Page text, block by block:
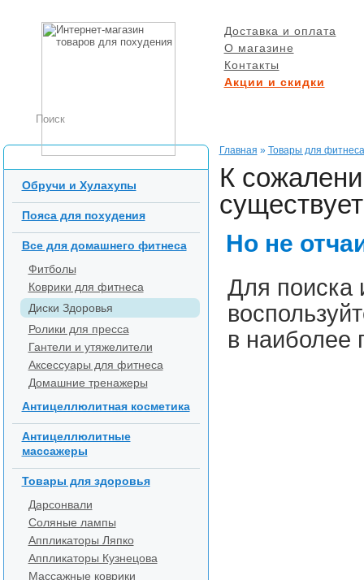
Доставка и оплата
О магазине
Контакты
Акции и скидки
Главная » Товары для фитнеса
К
Но не
Для поиска
в наиболее
Каталог товаров
Обручи и Хулахупы
Пояса для похудения
Все для домашнего фитнеса
Фитболы
Коврики для фитнеса
Диски Здоровья
Ролики для пресса
Гантели и утяжелители
Аксессуары для фитнеса
Домашние тренажеры
Антицеллюлитная косметика
Антицеллюлитные
массажеры
Товары для здоровья
Дарсонвали
Соляные лампы
Аппликаторы Ляпко
Аппликаторы Кузнецова
Массажные коврики